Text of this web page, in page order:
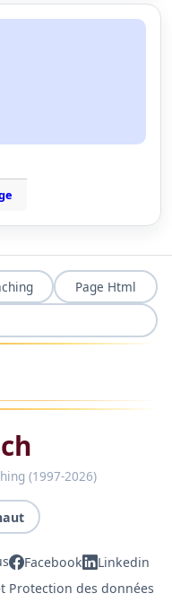
Page Html
(1997-2026)
Facebook
Linkedin
Protection des données